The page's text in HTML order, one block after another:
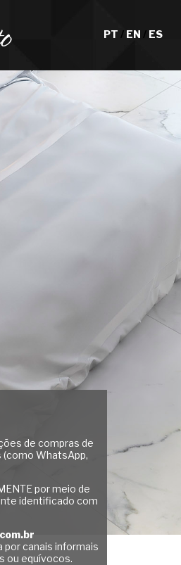
PT / EN / ES
de compras de
WhatsApp,
por meio de
identificado com
por canais informais
ou equívocos.